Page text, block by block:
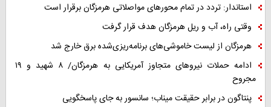
استاندار: تردد در تمام محورهای مواصلاتی هرمزگان برقرار است
وقتی راه، آب و ریل هرمزگان هدف قرار گرفت
هرمزگان از لیست خاموشی‌های برنامه‌ریزی‌شده برق خارج شد
ادامه حملات نیروهای متجاوز آمریکایی به هرمزگان/ ۸ شهید و ۱۹
مجروح
پنتاگون در برابر حقیقت میناب؛ سانسور به جای پاسخگویی